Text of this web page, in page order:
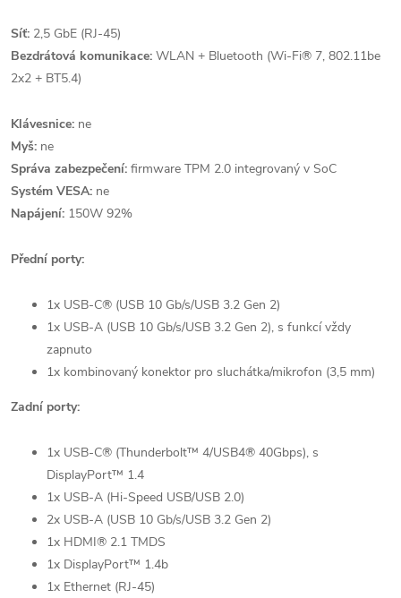
Síť: 2,5 GbE (RJ-45)
Bezdrátová komunikace: WLAN + Bluetooth (Wi-Fi® 7, 802.11be
2x2 + BT5.4)
Klávesnice: ne
Myš: ne
Správa zabezpečení: firmware TPM 2.0 integrovaný v SoC
Systém VESA: ne
Napájení: 150W 92%
Přední porty:
1x USB-C® (USB 10 Gb/s/USB 3.2 Gen 2)
1x USB-A (USB 10 Gb/s/USB 3.2 Gen 2), s funkcí vždy
zapnuto
1x kombinovaný konektor pro sluchátka/mikrofon (3,5 mm)
Zadní porty:
1x USB-C® (Thunderbolt™ 4/USB4® 40Gbps), s
DisplayPort™ 1.4
1x USB-A (Hi-Speed USB/USB 2.0)
2x USB-A (USB 10 Gb/s/USB 3.2 Gen 2)
1x HDMI® 2.1 TMDS
1x DisplayPort™ 1.4b
1x Ethernet (RJ-45)